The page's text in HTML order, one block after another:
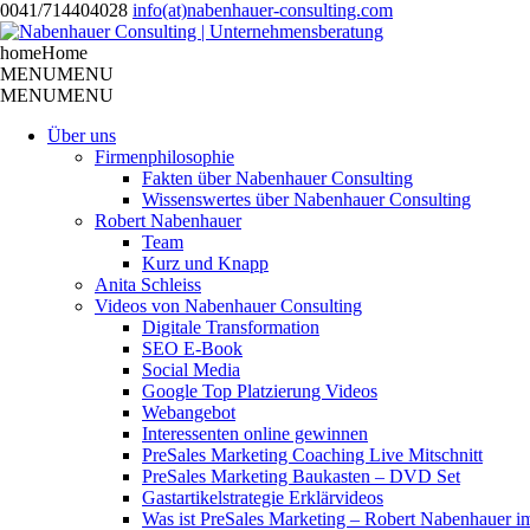
0041/714404028 info(at)nabenhauer-consulting.com
homeHome
MENUMENU
MENUMENU
Über uns
Firmenphilosophie
Fakten über Nabenhauer Consulting
Wissenswertes über Nabenhauer Consulting
Robert Nabenhauer
Team
Kurz und Knapp
Anita Schleiss
Videos von Nabenhauer Consulting
Digitale Transformation
SEO E-Book
Social Media
Google Top Platzierung Videos
Webangebot
Interessenten online gewinnen
PreSales Marketing Coaching Live Mitschnitt
PreSales Marketing Baukasten – DVD Set
Gastartikelstrategie Erklärvideos
Was ist PreSales Marketing – Robert Nabenhauer